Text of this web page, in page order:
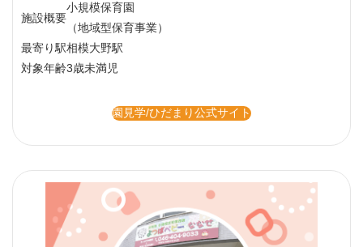
施設概要
小規模保育園
（地域型保育事業）
最寄り駅相模大野駅
対象年齢3歳未満児
園見学/ひだまり公式サイト